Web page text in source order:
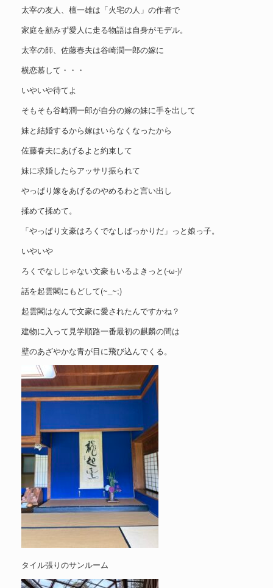
太宰の友人、檀一雄は「火宅の人」の作者で
家庭を顧みず愛人に走る物語は自身がモデル。
太宰の師、佐藤春夫は谷崎潤一郎の嫁に
横恋慕して・・・
いやいや待てよ
そもそも谷崎潤一郎が自分の嫁の妹に手を出して
妹と結婚するから嫁はいらなくなったから
佐藤春夫にあげるよと約束して
妹に求婚したらアッサリ振られて
やっぱり嫁をあげるのやめるわと言い出し
揉めて揉めて。
「やっぱり文豪はろくでなしばっかりだ」っと娘っ子。
いやいや
ろくでなしじゃない文豪もいるよきっと(-ω-)/
話を起雲閣にもどして(~_~;)
起雲閣はなんで文豪に愛されたんですかね？
建物に入って見学順路一番最初の麒麟の間は
壁のあざやかな青が目に飛び込んでくる。
タイル張りのサンルーム